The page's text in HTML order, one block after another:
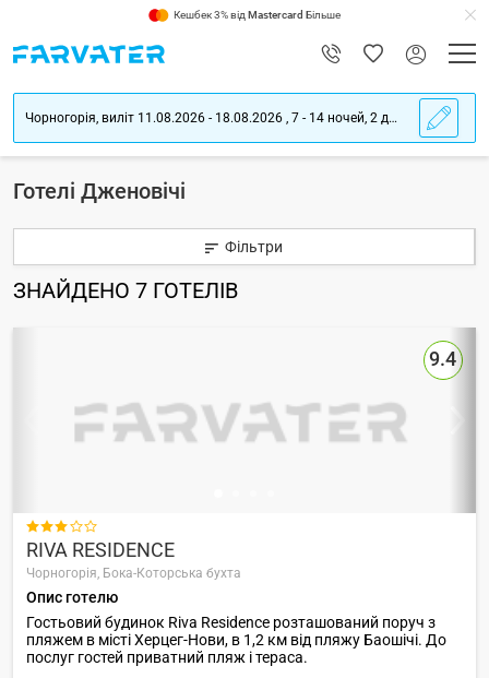
Кешбек 3% від Mastercard Більше
Чорногорія, виліт 11.08.2026 - 18.08.2026 , 7 - 14 ночей, 2 дорослих
Готелі Дженовічі
Фільтри
ЗНАЙДЕНО 7 ГОТЕЛІВ
9.4

RIVA RESIDENCE
Чорногорія, Бока-Которська бухта
Опис готелю
Гостьовий будинок Riva Residence розташований поруч з
пляжем в місті Херцег-Нови, в 1,2 км від пляжу Баошічі. До
послуг гостей приватний пляж і тераса.